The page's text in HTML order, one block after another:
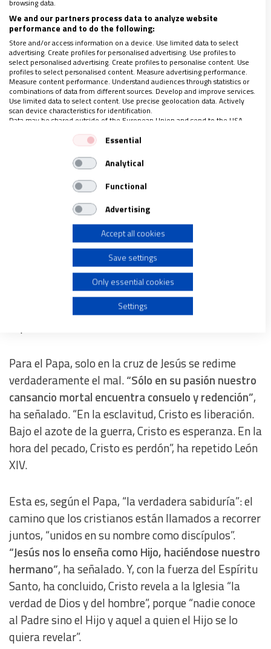
que ofrece no es una teoría, sino “un anuncio de
salvación”, y su yugo “nos levanta en cada caída”.
Palacio apostólico del Vaticano
“Una escuela de libertad”
“Al seguir a Cristo, nuestro camino no es, por tanto,
una ascética que mortifica: es una escuela de
, ha continuado el Papa. Una escuela que,
ha añadido, “se toma en serio el drama de la
historia” y “siempre ilumina su sentido”,
Para el Papa, solo en la cruz de Jesús se redime
verdaderamente el mal.“Sólo en su pasión nuestro
cansancio mortal encuentra consuelo y redención”,
ha señalado. “En la esclavitud, Cristo es liberación.
Bajo el azote de la guerra, Cristo es esperanza. En la
hora del pecado, Cristo es perdón”, ha repetido León
XIV.
Esta es, según el Papa, “la verdadera sabiduría”: el
camino que los cristianos están llamados a recorrer
juntos, “unidos en su nombre como discípulos”.
“Jesús nos lo enseña como Hijo, haciéndose nuestro
hermano”, ha señalado. Y, con la fuerza del Espíritu
Santo, ha concluido, Cristo revela a la Iglesia “la
verdad de Dios y del hombre”, porque “nadie conoce
al Padre sino el Hijo y aquel a quien el Hijo se lo
quiera revelar”.
We and our partners process data to analyze website
performance and to do the following:
Store and/or access information on a device. Use limited data to select
advertising. Create profiles for personalised advertising. Use profiles to
select personalised advertising. Create profiles to personalise content. Use
profiles to select personalised content. Measure advertising performance.
Measure content performance. Understand audiences through statistics or
combinations of data from different sources. Develop and improve services.
Use limited data to select content. Use precise geolocation data. Actively
scan device characteristics for identification.
Data may be shared outside of the European Union and send to the USA.
Your consent and the cookie policy applies solely to this website/app.
View Partner List (1 IAB Vendors)
We use your data for the following purposes:
IAB processing purposes:
Use limited data to select advertising
Create profiles for personalised advertising
Use profiles to select personalised advertising
Create profiles to personalise content
Use profiles to select personalised content
Measure advertising performance
Measure content performance
Develop and improve services
Use limited data to select content
IAB Special Features:
Use precise geolocation data
Identify devices based on information actively requested
Essential
Analytical
Functional
Advertising
Accept all cookies
Save settings
Only essential cookies
Settings